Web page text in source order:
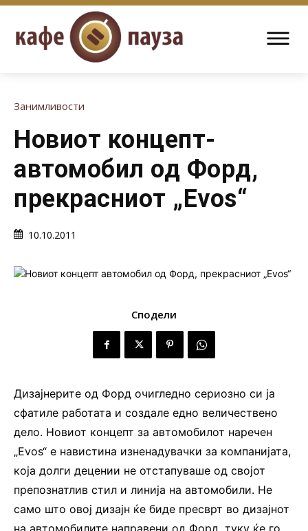
Занимливости
Новиот концепт-
автомобил од Форд,
прекрасниот „Evos“
10.10.2011
Сподели
Дизајнерите од Форд очигледно сериозно си ја
сфатиле работата и создале едно величествено
дело. Новиот концепт за автомобилот наречен
„Evos“ е навистина изненадувачки за компанијата,
која долги децении не отстапуваше од својот
препознатлив стил и линија на автомобили. Не
само што овој дизајн ќе биде пресврт во дизајнот